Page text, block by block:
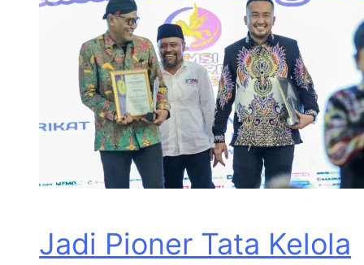
Jadi Pioner Tata Kelola